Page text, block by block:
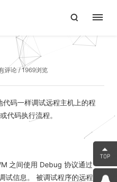
评论/ 1969浏览
代码一样调试远程主机上的程
代码执行流程。
之间使用 Debug 协议通过
信息。 被调试程序的远程虚